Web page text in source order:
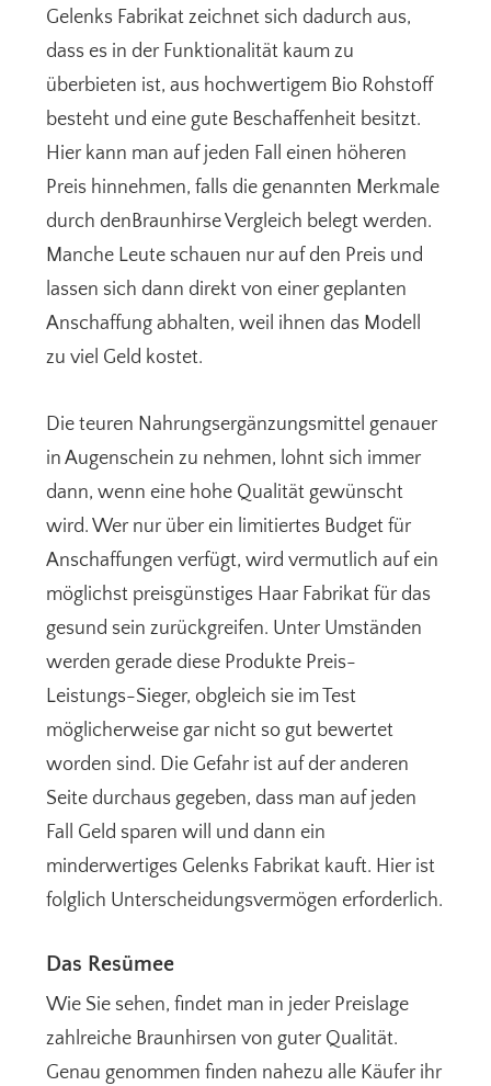
Gelenks Fabrikat zeichnet sich dadurch aus,
dass es in der Funktionalität kaum zu
überbieten ist, aus hochwertigem Bio Rohstoff
besteht und eine gute Beschaffenheit besitzt.
Hier kann man auf jeden Fall einen höheren
Preis hinnehmen, falls die genannten Merkmale
durch denBraunhirse Vergleich belegt werden.
Manche Leute schauen nur auf den Preis und
lassen sich dann direkt von einer geplanten
Anschaffung abhalten, weil ihnen das Modell
zu viel Geld kostet.
Die teuren Nahrungsergänzungsmittel genauer
in Augenschein zu nehmen, lohnt sich immer
dann, wenn eine hohe Qualität gewünscht
wird. Wer nur über ein limitiertes Budget für
Anschaffungen verfügt, wird vermutlich auf ein
möglichst preisgünstiges Haar Fabrikat für das
gesund sein zurückgreifen. Unter Umständen
werden gerade diese Produkte Preis-
Leistungs-Sieger, obgleich sie im Test
möglicherweise gar nicht so gut bewertet
worden sind. Die Gefahr ist auf der anderen
Seite durchaus gegeben, dass man auf jeden
Fall Geld sparen will und dann ein
minderwertiges Gelenks Fabrikat kauft. Hier ist
folglich Unterscheidungsvermögen erforderlich.
Das Resümee
Wie Sie sehen, findet man in jeder Preislage
zahlreiche Braunhirsen von guter Qualität.
Genau genommen finden nahezu alle Käufer ihr